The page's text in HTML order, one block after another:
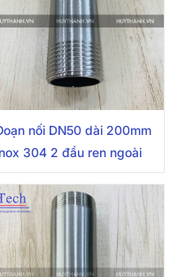
nối DN50 dài 200mm
304 2 đầu ren ngoài